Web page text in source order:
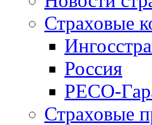
Страховые
Россия
РЕСО-
Страховые